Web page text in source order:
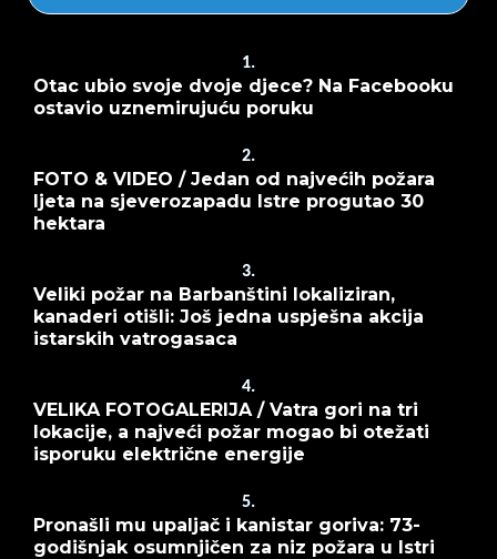
1.
Otac ubio svoje dvoje djece? Na Facebooku
ostavio uznemirujuću poruku
2.
FOTO & VIDEO / Jedan od najvećih požara
ljeta na sjeverozapadu Istre progutao 30
hektara
3.
Veliki požar na Barbanštini lokaliziran,
kanaderi otišli: Još jedna uspješna akcija
istarskih vatrogasaca
4.
VELIKA FOTOGALERIJA / Vatra gori na tri
lokacije, a najveći požar mogao bi otežati
isporuku električne energije
5.
Pronašli mu upaljač i kanistar goriva: 73-
godišnjak osumnjičen za niz požara u Istri